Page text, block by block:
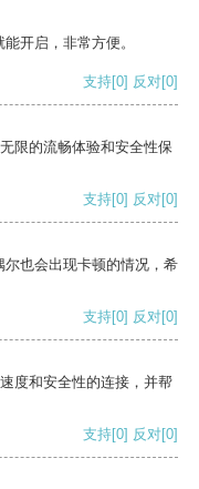
开启，非常方便。
支持[0] 反对[0]
限的流畅体验和安全性保
支持[0] 反对[0]
也会出现卡顿的情况，希
支持[0] 反对[0]
度和安全性的连接，并帮
支持[0] 反对[0]